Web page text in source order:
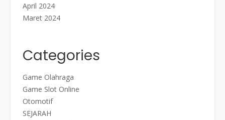
April 2024
Maret 2024
Categories
Game Olahraga
Game Slot Online
Otomotif
SEJARAH